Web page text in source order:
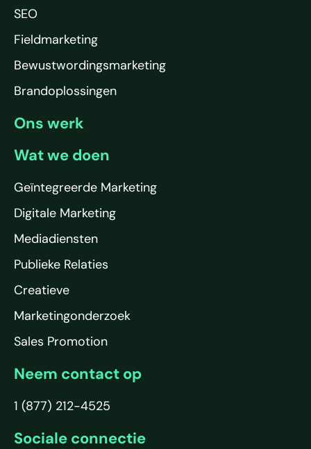
SEO
Fieldmarketing
Bewustwordingsmarketing
Brandoplossingen
Ons werk
Wat we doen
Geïntegreerde Marketing
Digitale Marketing
Mediadiensten
Publieke Relaties
Creatieve
Marketingonderzoek
Sales Promotion
Neem contact op
1 (877) 212-4525
Sociale connectie